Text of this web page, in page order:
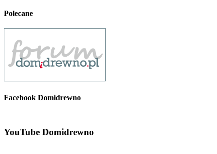
Polecane
Facebook Domidrewno
YouTube Domidrewno